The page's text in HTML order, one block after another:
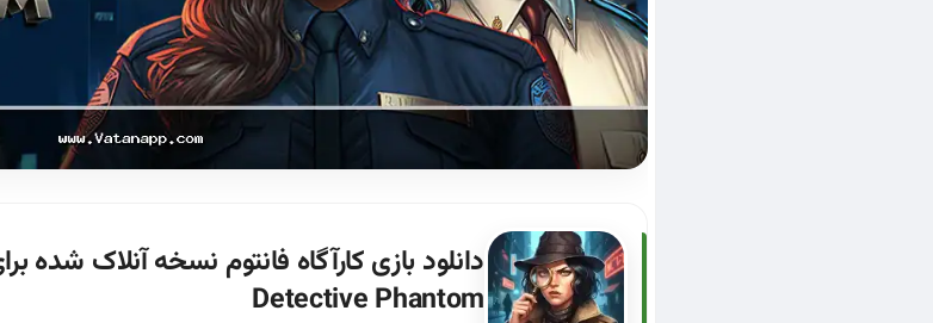
Detective Phantom